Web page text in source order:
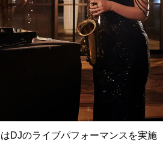
DJのライブパフォーマンスを実施